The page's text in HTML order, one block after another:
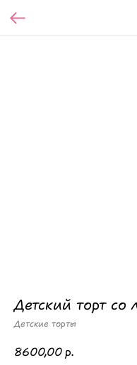
Детский торт со
Детские торты
8600,00 р.